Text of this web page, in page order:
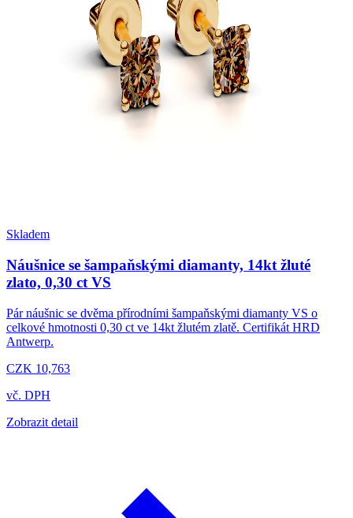
Skladem
Náušnice se šampaňskými diamanty, 14kt žluté
zlato, 0,30 ct VS
Pár náušnic se dvěma přírodními šampaňskými diamanty VS o
celkové hmotnosti 0,30 ct ve 14kt žlutém zlatě. Certifikát HRD
Antwerp.
CZK 10,763
vč. DPH
Zobrazit detail